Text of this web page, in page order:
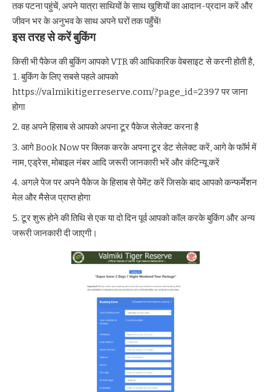
तक पटना पहुंचें, अपने यात्रा साथियों के साथ खुशियों का आदान-प्रदान करें और
जीवन भर के अनुभव के साथ अपने घरों तक पहुँचें!
इस तरह से करें बुकिंग
किसी भी पैकेज की बुकिंग आपको VTR की आधिकारिक वेबसाइट से करनी होती है,
बुकिंग के लिए सबसे पहले आपको
https://valmikitigerreserve.com/?page_id=2397पर जाना
होगा
वह अपने हिसाब से आपको अपना टूर पैकेज सेलेक्ट करना है
आगे Book Now पर क्लिक करके अपना टूर डेट सेलेक्ट करें, आगे के फॉर्म में
नाम, एड्रेस, मोबाइल नंबर आदि जरूरी जानकारी भरें और कंटिन्यू करें
अगले पेज पर अपने पैकेज के हिसाब से पेमेंट करें जिसके बाद आपको कन्फर्मेशन
मेल और मैसेज प्राप्त होगा
टूर शुरू होने की तिथि से एक या दो दिन पूर्व आपको कॉल करके बुकिंग और अन्य
जरूरी जानकारी दी जाएगी।